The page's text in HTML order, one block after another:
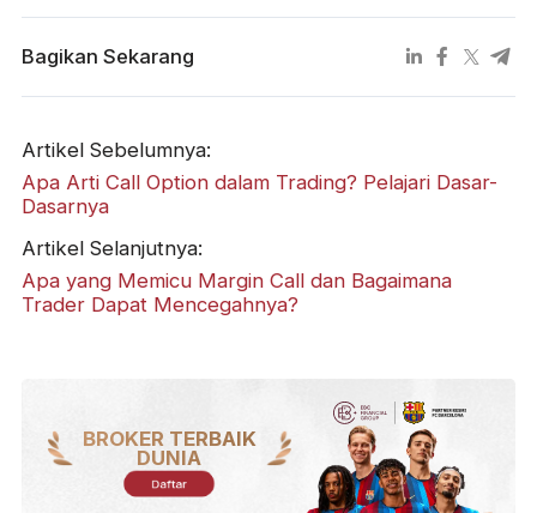
Bagikan Sekarang
Artikel Sebelumnya:
Apa Arti Call Option dalam Trading? Pelajari Dasar-
Dasarnya
Artikel Selanjutnya:
Apa yang Memicu Margin Call dan Bagaimana
Trader Dapat Mencegahnya?
BROKER TERBAIK
DUNIA
Daftar